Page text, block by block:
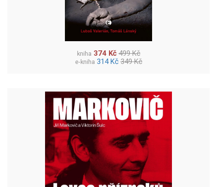
kniha 374 Kč 499 Kč
e-kniha 314 Kč 349 Kč